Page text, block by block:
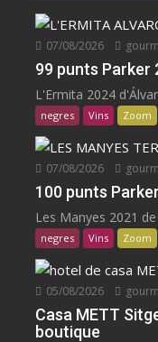
07/08/2026
99 punts Parker
L'Ermita 2024
negres Vins Zoom
07/08/2026
100 punts
Les Manyes 2021
negres Vins Zoom
05/08/2026
Casa METT
boutique